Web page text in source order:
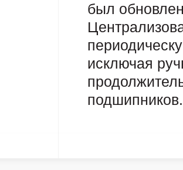
был
исключая
подшипников.